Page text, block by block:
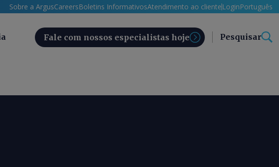
Sobre a ArgusCareersBoletins InformativosAtendimento ao cliente LoginPortuguês
Fale com nossos especialistas hoje Pesquisar